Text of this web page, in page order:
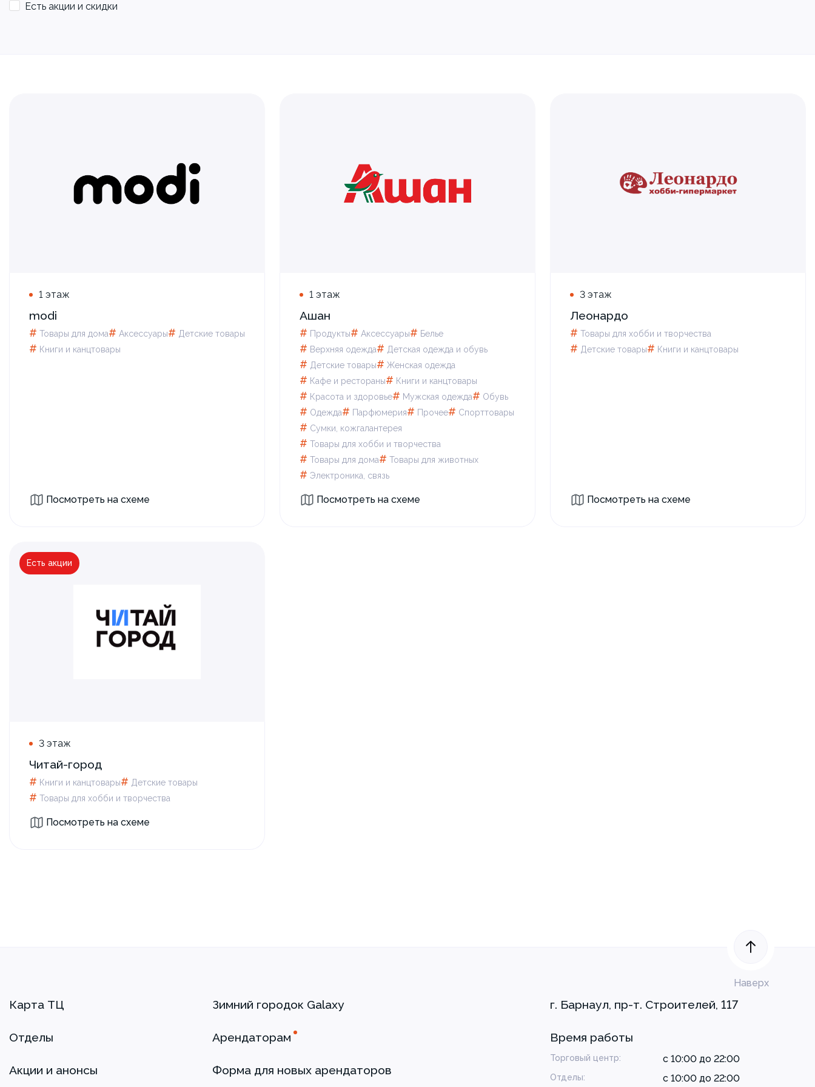
Есть акции и скидки
1 этаж
modi
# Товары для дома# Аксессуары# Детские товары
# Книги и канцтовары
Посмотреть на схеме
1 этаж
Ашан
# Продукты# Аксессуары# Белье
# Верхняя одежда# Детская одежда и обувь
# Детские товары# Женская одежда
# Кафе и рестораны# Книги и канцтовары
# Красота и здоровье# Мужская одежда# Обувь
# Одежда# Парфюмерия# Прочее# Спорттовары
# Сумки, кожгалантерея
# Товары для xобби и творчества
# Товары для дома# Товары для животных
# Электроника, связь
Посмотреть на схеме
3 этаж
Леонардо
# Товары для xобби и творчества
# Детские товары# Книги и канцтовары
Посмотреть на схеме
Есть акции
Для всех, кому скоро в школу!
3 этаж
Читай-город
# Книги и канцтовары# Детские товары
# Товары для xобби и творчества
Посмотреть на схеме
Наверх
Карта ТЦ
Отделы
Акции и анонсы
Зимний городок Galaxy
Арендаторам
Форма для новых арендаторов
г. Барнаул, пр-т. Строителей, 117
Время работы
Торговый центр: с 10:00 до 22:00
Отделы: с 10:00 до 22:00